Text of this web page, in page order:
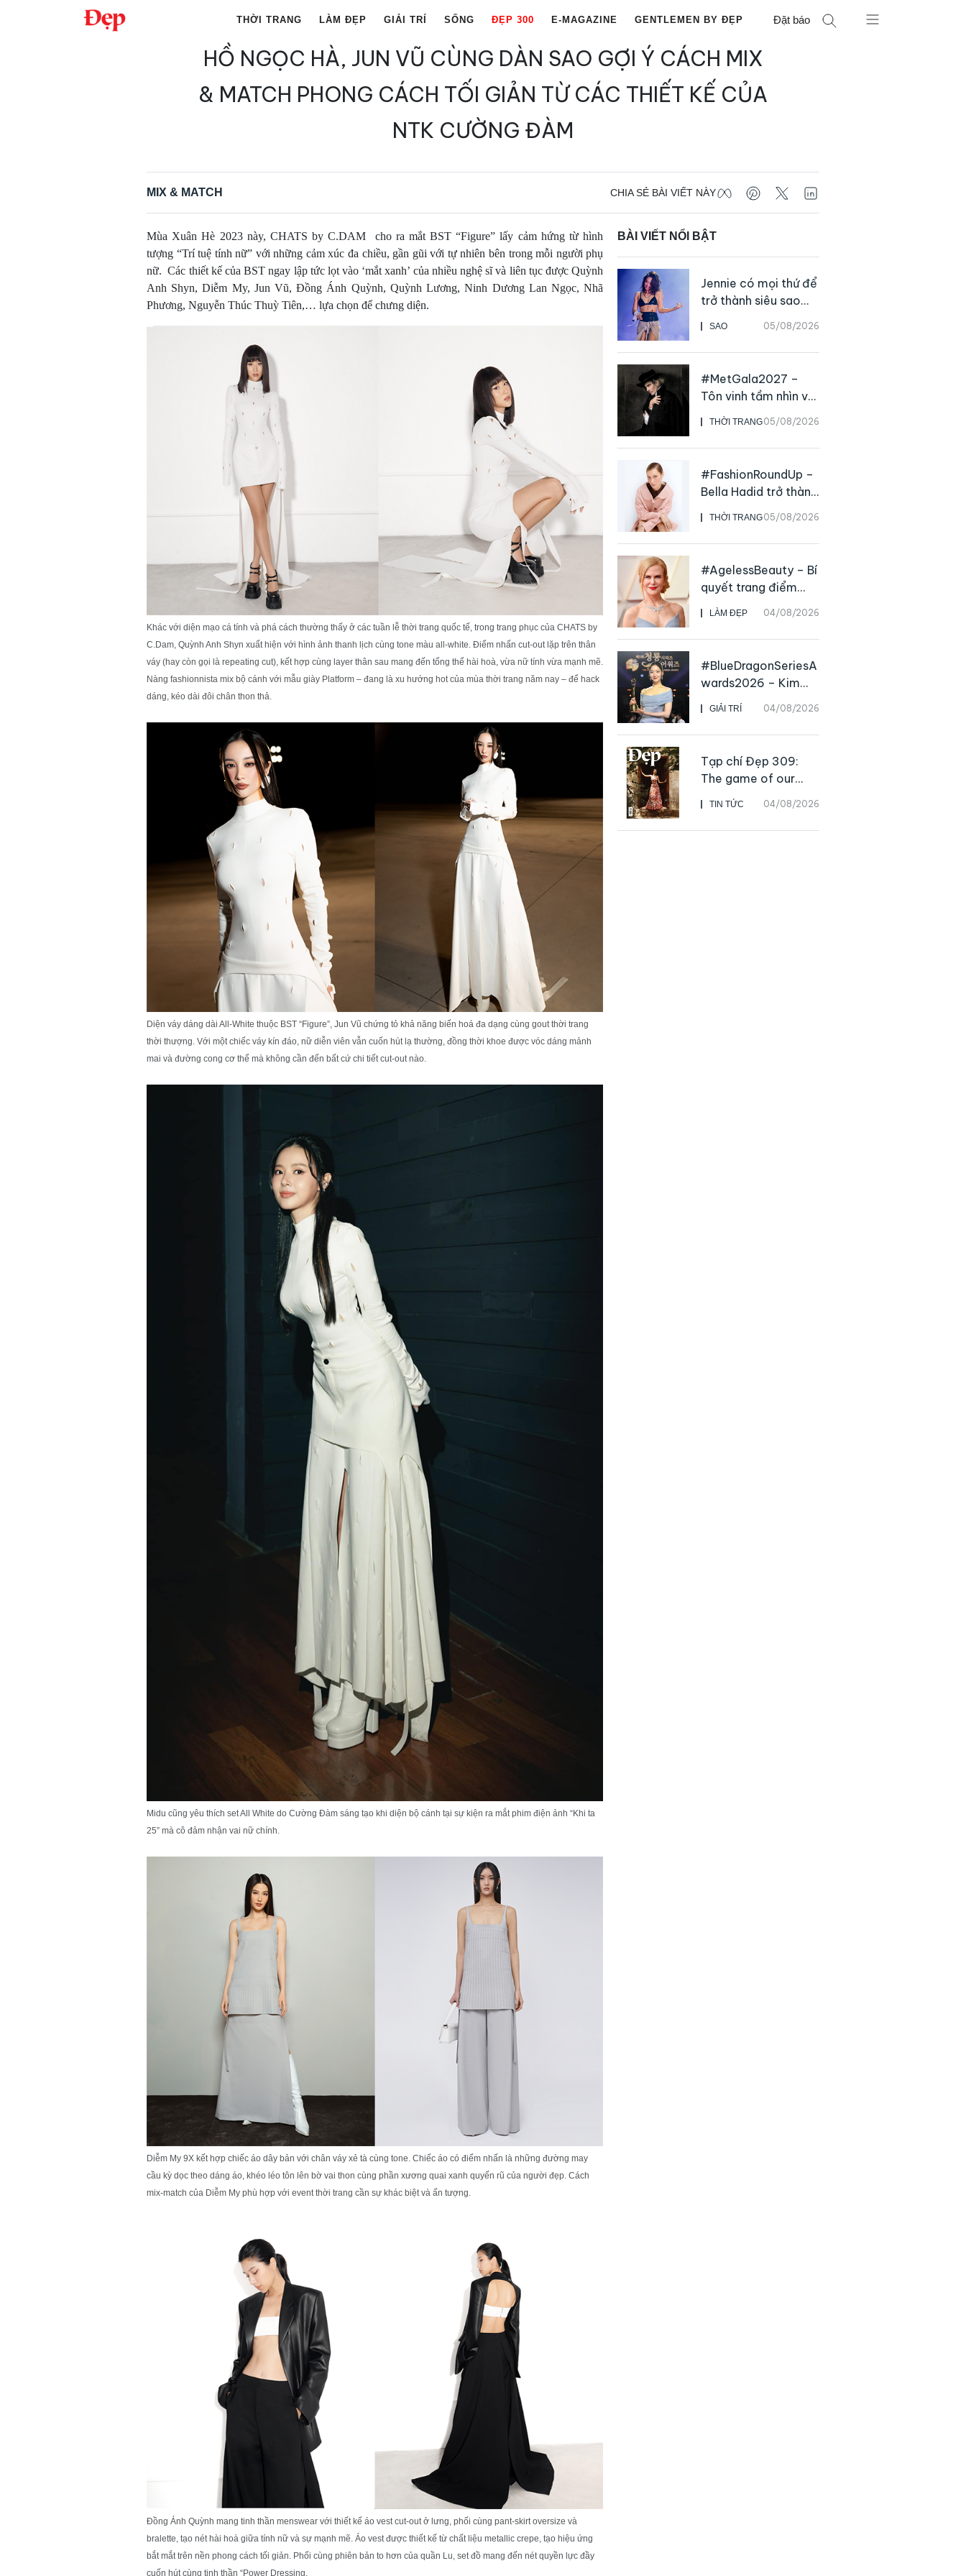
THỜI TRANG LÀM ĐẸP GIẢI TRÍ SỐNG ĐẸP 300 E-MAGAZINE GENTLEMEN BY ĐẸP Đặt báo
HỒ NGỌC HÀ, JUN VŨ CÙNG DÀN SAO GỢI Ý CÁCH MIX
& MATCH PHONG CÁCH TỐI GIẢN TỪ CÁC THIẾT KẾ CỦA
NTK CƯỜNG ĐÀM
MIX & MATCH CHIA SẺ BÀI VIẾT NÀY
Mùa Xuân Hè 2023 này, CHATS by C.DAM cho ra mắt BST “Figure” lấy cảm hứng từ hình
tượng “Trí tuệ tính nữ” với những cảm xúc đa chiều, gần gũi với tự nhiên bên trong mỗi người phụ
nữ. Các thiết kế của BST ngay lập tức lọt vào ‘mắt xanh’ của nhiều nghệ sĩ và liên tục được Quỳnh
Anh Shyn, Diễm My, Jun Vũ, Đồng Ánh Quỳnh, Quỳnh Lương, Ninh Dương Lan Ngọc, Nhã
Phương, Nguyễn Thúc Thuỳ Tiên,… lựa chọn để chưng diện.
Khác với diện mạo cá tính và phá cách thường thấy ở các tuần lễ thời trang quốc tế, trong trang phục của CHATS by
C.Dam, Quỳnh Anh Shyn xuất hiện với hình ảnh thanh lịch cùng tone màu all-white. Điểm nhấn cut-out lặp trên thân
váy (hay còn gọi là repeating cut), kết hợp cùng layer thân sau mang đến tổng thể hài hoà, vừa nữ tính vừa mạnh mẽ.
Nàng fashionnista mix bộ cánh với mẫu giày Platform – đang là xu hướng hot của mùa thời trang năm nay – để hack
dáng, kéo dài đôi chân thon thả.
Diện váy dáng dài All-White thuộc BST “Figure”, Jun Vũ chứng tỏ khả năng biến hoá đa dạng cùng gout thời trang
thời thượng. Với một chiếc váy kín đáo, nữ diễn viên vẫn cuốn hút lạ thường, đồng thời khoe được vóc dáng mảnh
mai và đường cong cơ thể mà không cần đến bất cứ chi tiết cut-out nào.
Midu cũng yêu thích set All White do Cường Đàm sáng tạo khi diện bộ cánh tại sự kiện ra mắt phim điện ảnh “Khi ta
25” mà cô đảm nhận vai nữ chính.
Diễm My 9X kết hợp chiếc áo dây bản với chân váy xẻ tà cùng tone. Chiếc áo có điểm nhấn là những đường may
cầu kỳ dọc theo dáng áo, khéo léo tôn lên bờ vai thon cùng phần xương quai xanh quyến rũ của người đẹp. Cách
mix-match của Diễm My phù hợp với event thời trang cần sự khác biệt và ấn tượng.
Đồng Ánh Quỳnh mang tinh thần menswear với thiết kế áo vest cut-out ở lưng, phối cùng pant-skirt oversize và
bralette, tạo nét hài hoà giữa tính nữ và sự mạnh mẽ. Áo vest được thiết kế từ chất liệu metallic crepe, tạo hiệu ứng
bắt mắt trên nền phong cách tối giản. Phối cùng phiên bản to hơn của quần Lu, set đồ mang đến nét quyền lực đầy
cuốn hút cùng tinh thần “Power Dressing.
BÀI VIẾT NỔI BẬT
SAO 05/08/2026
Jennie có mọi thứ để
trở thành siêu sao
live
THỜI TRANG05/08/2026
#MetGala2027 –
Tôn vinh tầm nhìn và
sức ảnh hưởng sâu
rộng của NTK John
Galliano
THỜI TRANG05/08/2026
#FashionRoundUp –
Bella Hadid trở thành
Đại sứ Toàn cầu của
Prada Beauty,
CHANEL mua lại
LÀM ĐẸP 04/08/2026
#AgelessBeauty – Bí
quyết trang điểm
“hack” tuổi như các
nữ minh tinh hàng
đầu
GIẢI TRÍ 04/08/2026
#BlueDragonSeriesA
wards2026 – Kim
Go Eun chiến thắng
Daesang, niềm vui
nhân đôi của Park Bo
TIN TỨC 04/08/2026
Tạp chí Đẹp 309:
The game of our